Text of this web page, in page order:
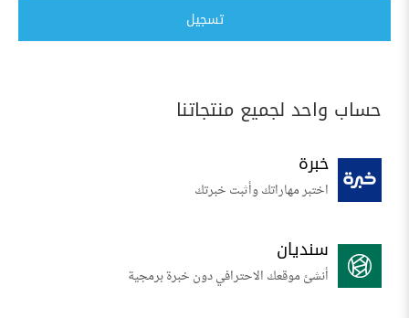
تسجيل
حساب واحد لجميع منتجاتنا
خبرة
اختبر مهاراتك وأثبت خبرتك
سنديان
أنشئ موقعك الاحترافي دون خبرة برمجية